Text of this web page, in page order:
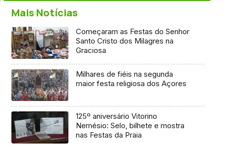
Mais Notícias
Começaram as Festas do Senhor
Santo Cristo dos Milagres na
Graciosa
Milhares de fiéis na segunda
maior festa religiosa dos Açores
125º aniversário Vitorino
Nemésio: Selo, bilhete e mostra
nas Festas da Praia